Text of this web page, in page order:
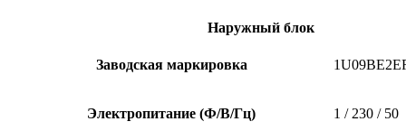
Наружный блок
Заводская маркировка
Электропитание (Ф/В/Гц) 1 / 230 / 50